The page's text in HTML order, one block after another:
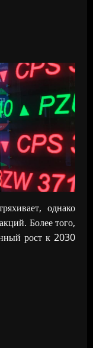
однако
Более того,
рост к 2030